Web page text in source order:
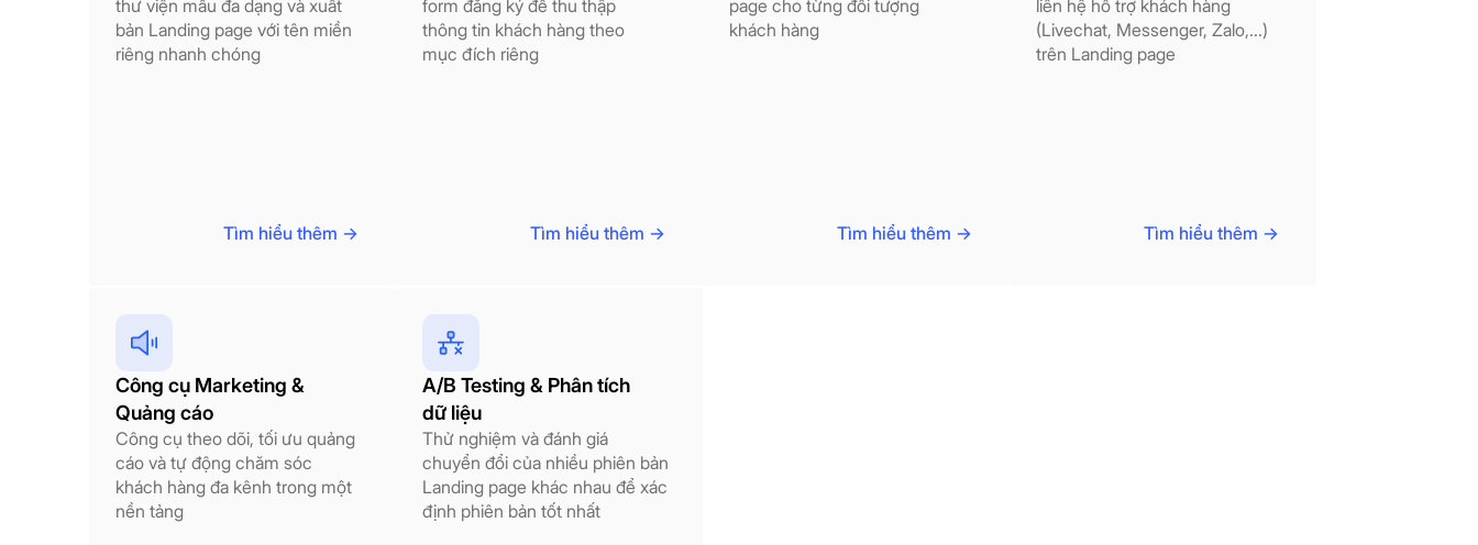
thư viện mẫu đa dạng và xuất
bản Landing page với tên miền
riêng nhanh chóng
Tìm hiểu thêm ->
form đăng ký để thu thập
thông tin khách hàng theo
mục đích riêng
Tìm hiểu thêm ->
page cho từng đối tượng
khách hàng
Tìm hiểu thêm ->
liên hệ hỗ trợ khách hàng
(Livechat, Messenger, Zalo,...)
trên Landing page
Tìm hiểu thêm ->
Công cụ Marketing &
Quảng cáo
Công cụ theo dõi, tối ưu quảng
cáo và tự động chăm sóc
khách hàng đa kênh trong một
nền tảng
A/B Testing & Phân tích
dữ liệu
Thử nghiệm và đánh giá
chuyển đổi của nhiều phiên bản
Landing page khác nhau để xác
định phiên bản tốt nhất